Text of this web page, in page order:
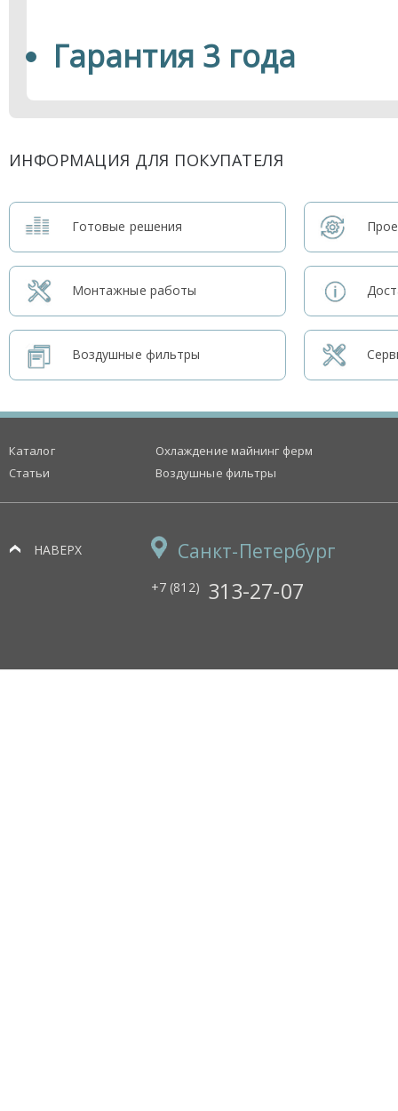
Гарантия 3 года
ИНФОРМАЦИЯ ДЛЯ ПОКУПАТЕЛЯ
Готовые решения
Монтажные работы
Воздушные фильтры
Каталог
Статьи
Охлаждение майнинг ферм
Воздушные фильтры
НАВЕРХ Санкт-Петербург
+7 (812) 313-27-07